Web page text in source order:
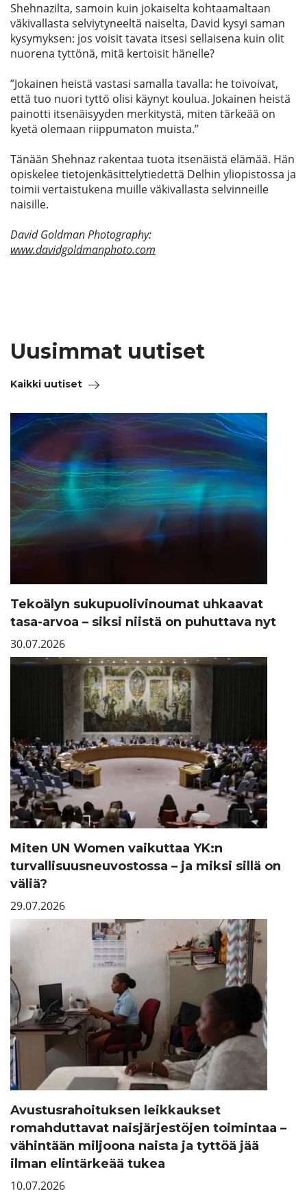
Shehnazilta, samoin kuin jokaiselta kohtaamaltaan
väkivallasta selviytyneeltä naiselta, David kysyi saman
kysymyksen: jos voisit tavata itsesi sellaisena kuin olit
nuorena tyttönä, mitä kertoisit hänelle?
”Jokainen heistä vastasi samalla tavalla: he toivoivat,
että tuo nuori tyttö olisi käynyt koulua. Jokainen heistä
painotti itsenäisyyden merkitystä, miten tärkeää on
kyetä olemaan riippumaton muista.”
Tänään Shehnaz rakentaa tuota itsenäistä elämää. Hän
opiskelee tietojenkäsittelytiedettä Delhin yliopistossa ja
toimii vertaistukena muille väkivallasta selvinneille
naisille.
David Goldman Photography:
www.davidgoldmanphoto.com
Uusimmat uutiset
Kaikki uutiset
Tekoälyn sukupuolivinoumat uhkaavat
tasa-arvoa – siksi niistä on puhuttava nyt
30.07.2026
Miten UN Women vaikuttaa YK:n
turvallisuusneuvostossa – ja miksi sillä on
väliä?
29.07.2026
Avustusrahoituksen leikkaukset
romahduttavat naisjärjestöjen toimintaa –
vähintään miljoona naista ja tyttöä jää
ilman elintärkeää tukea
10.07.2026